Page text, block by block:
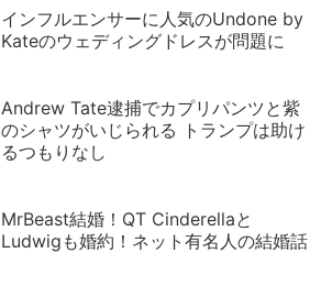
インフルエンサーに人気のUndone by
Kateのウェディングドレスが問題に
Andrew Tate逮捕でカプリパンツと紫
のシャツがいじられる トランプは助け
るつもりなし
MrBeast結婚！QT Cinderellaと
Ludwigも婚約！ネット有名人の結婚話